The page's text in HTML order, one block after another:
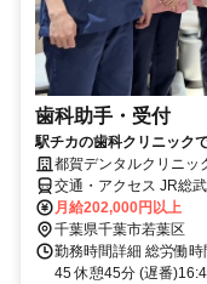
歯科助手・受付
駅チカの歯科クリニック
都賀デンタルクリニッ
交通・アクセス JR総
「都賀駅」から徒歩1分
月給202,000円以上
千葉県千葉市若葉区
勤務時間詳細 総労働
45 休憩45分 (遅番